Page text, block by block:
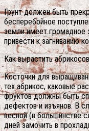
Грунт должен быть
бесперебойное
земли имеет громадное
привести к загниванию
Как вырастить
Косточки для
тех абрикос, каковые
фруктов должны быть
дефектов и изъянов. В
весной (в большинстве
дней замочить в